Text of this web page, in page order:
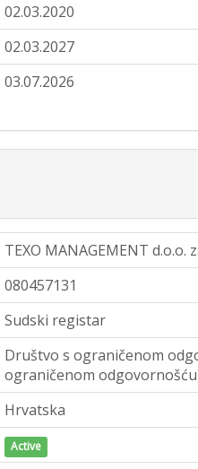
02.03.2020
02.03.2027
03.07.2026
TEXO MANAGEMENT d.o.o.
080457131
Sudski registar
Društvo s ograničenom
ograničenom
Hrvatska
Active